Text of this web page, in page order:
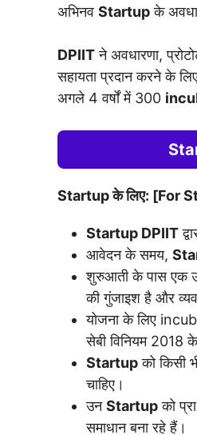
अभिनव Startupके
DPIITने अवधारणा,
सहायता प्रदान करने के
अगले 4 वर्षों में 300
Startup के लिए: [For
Startup DPIIT
आवेदन के समय,
शुरुआती के पास एक
की गुंजाइश है और
योजना के लिए
सेबी विनियम 2018
Startupको किसी
चाहिए।
उनStartupको
समाधान बना रहे हैं।